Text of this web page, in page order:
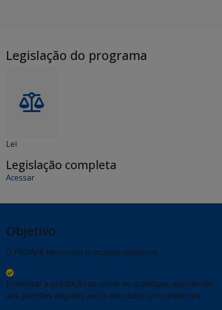
Legislação do programa
Lei
Legislação completa
Acessar
Objetivo
O PROAPE tem como principais objetivos:
Fomentar a produção de carne de qualidade, atendendo
aos padrões exigidos pelos mercados consumidores.